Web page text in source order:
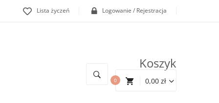
Lista życzeń Logowanie / Rejestracja
Koszyk
0 0,00 zł